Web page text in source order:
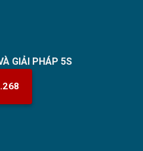
GIẢI PHÁP 5S